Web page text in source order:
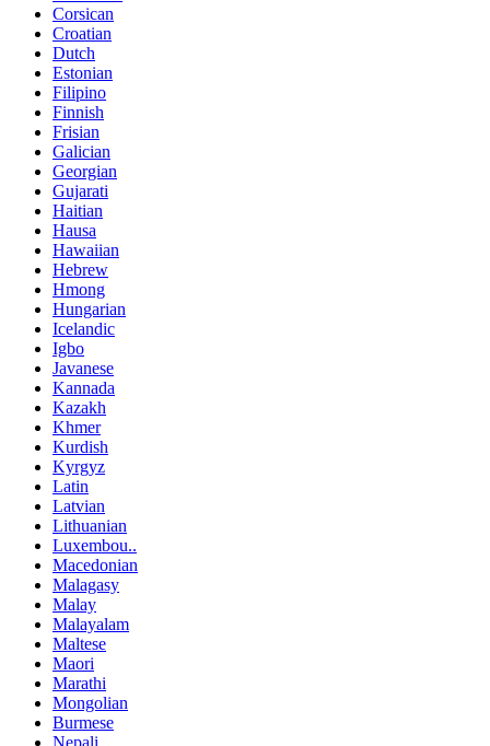
Corsican
Croatian
Dutch
Estonian
Filipino
Finnish
Frisian
Galician
Georgian
Gujarati
Haitian
Hausa
Hawaiian
Hebrew
Hmong
Hungarian
Icelandic
Igbo
Javanese
Kannada
Kazakh
Khmer
Kurdish
Kyrgyz
Latin
Latvian
Lithuanian
Luxembou..
Macedonian
Malagasy
Malay
Malayalam
Maltese
Maori
Marathi
Mongolian
Burmese
Nepali